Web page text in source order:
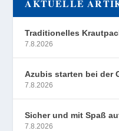
AKTUELLE
Traditionelles
7.8.2026
Azubis starten bei der
7.8.2026
Sicher und mit Spaß
7.8.2026